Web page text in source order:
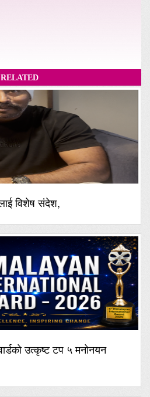
RELATED
विशेष संदेश,
उत्कृष्ट टप ५ मनोनयन